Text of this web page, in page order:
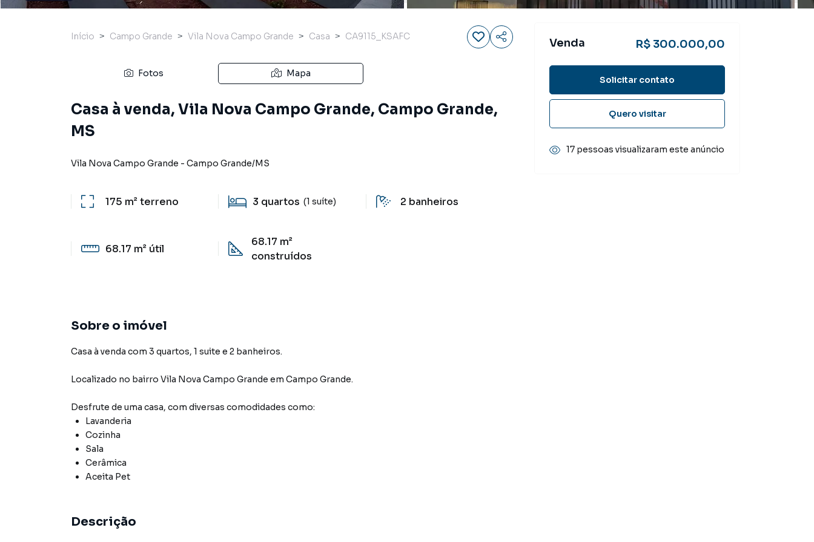
Início Campo Grande Vila Nova Campo Grande Casa CA9115_KSAFC
Fotos Mapa
Casa à venda, Vila Nova Campo Grande, Campo Grande,
MS
Vila Nova Campo Grande - Campo Grande/MS
175 m²terreno 3 quartos (1 suíte) 2 banheiros
68.17 m² útil
68.17 m²
construídos
Sobre o imóvel
Casa à venda com 3 quartos, 1 suite e 2 banheiros.
Localizado no bairro Vila Nova Campo Grande em Campo Grande.
Desfrute de uma casa, com diversas comodidades como:
Lavanderia
Cozinha
Sala
Cerâmica
Aceita Pet
Descrição
Venda R$ 300.000,00
Solicitar contato
Quero visitar
17 pessoas visualizaram este anúncio